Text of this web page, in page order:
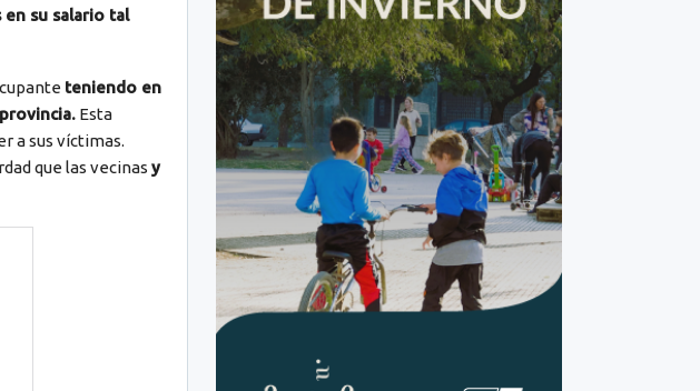
su salario tal
teniendo en
Esta
a sus víctimas.
que las vecinas y